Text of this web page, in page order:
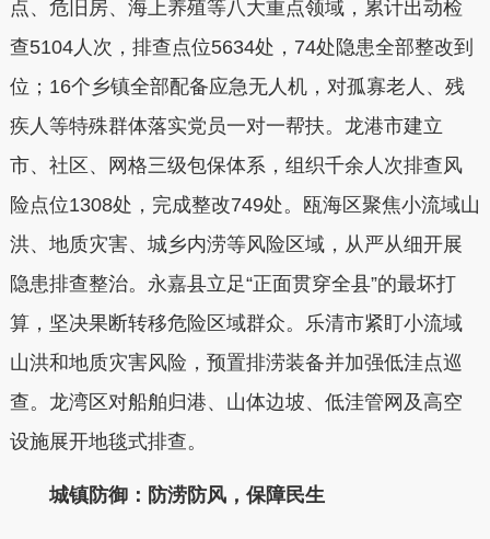
点、危旧房、海上养殖等八大重点领域，累计出动检
查5104人次，排查点位5634处，74处隐患全部整改到
位；16个乡镇全部配备应急无人机，对孤寡老人、残
疾人等特殊群体落实党员一对一帮扶。龙港市建立
市、社区、网格三级包保体系，组织千余人次排查风
险点位1308处，完成整改749处。瓯海区聚焦小流域山
洪、地质灾害、城乡内涝等风险区域，从严从细开展
隐患排查整治。永嘉县立足“正面贯穿全县”的最坏打
算，坚决果断转移危险区域群众。乐清市紧盯小流域
山洪和地质灾害风险，预置排涝装备并加强低洼点巡
查。龙湾区对船舶归港、山体边坡、低洼管网及高空
设施展开地毯式排查。
城镇防御：防涝防风，保障民生